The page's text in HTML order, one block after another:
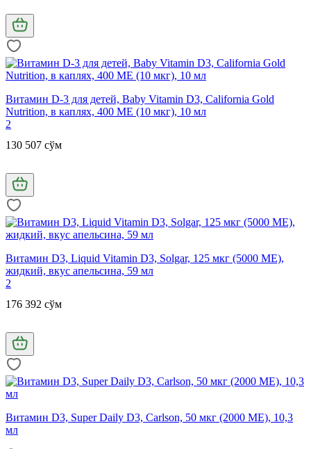
Витамин D-3 для детей, Baby Vitamin D3, California Gold
Nutrition, в каплях, 400 МЕ (10 мкг), 10 мл
2
130 507 сўм
Витамин D3, Liquid Vitamin D3, Solgar, 125 мкг (5000 МЕ),
жидкий, вкус апельсина, 59 мл
2
176 392 сўм
Витамин D3, Super Daily D3, Carlson, 50 мкг (2000 МЕ), 10,3
мл